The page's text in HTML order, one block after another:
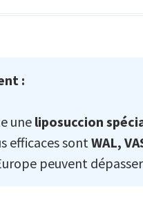
:
une liposuccion
efficaces sontWAL,
peuvent dépasser